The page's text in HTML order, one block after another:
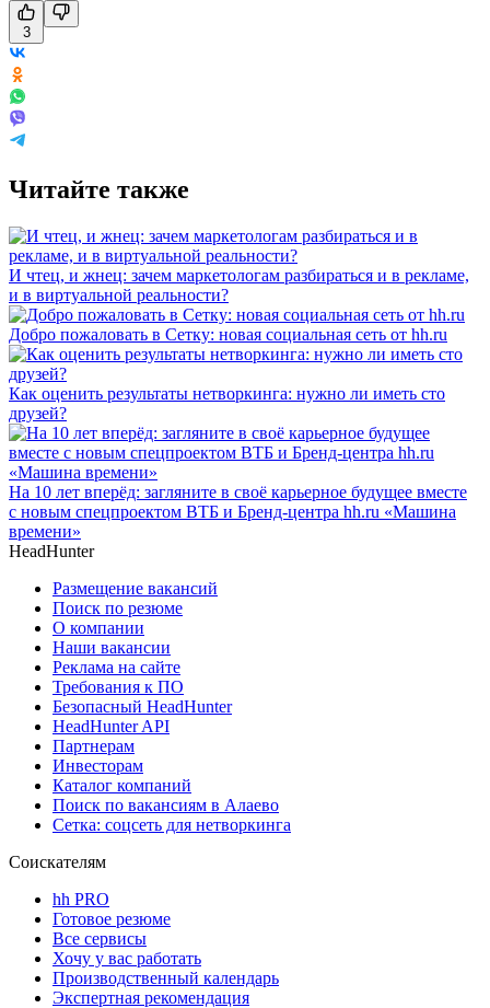
3
Читайте также
И чтец, и жнец: зачем маркетологам разбираться и в рекламе,
и в виртуальной реальности?
Добро пожаловать в Сетку: новая социальная сеть от hh.ru
Как оценить результаты нетворкинга: нужно ли иметь сто
друзей?
На 10 лет вперёд: загляните в своё карьерное будущее вместе
с новым спецпроектом ВТБ и Бренд-центра hh.ru «Машина
времени»
HeadHunter
Размещение вакансий
Поиск по резюме
О компании
Наши вакансии
Реклама на сайте
Требования к ПО
Безопасный HeadHunter
HeadHunter API
Партнерам
Инвесторам
Каталог компаний
Поиск по вакансиям в Алаево
Сетка: соцсеть для нетворкинга
Соискателям
hh PRO
Готовое резюме
Все сервисы
Хочу у вас работать
Производственный календарь
Экспертная рекомендация